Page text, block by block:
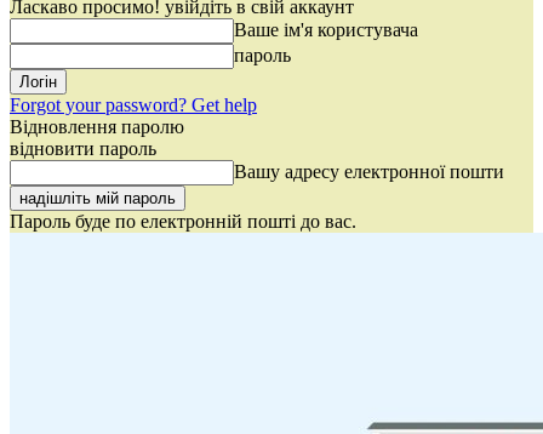
Ласкаво просимо! увійдіть в свій аккаунт
Ваше ім'я користувача
пароль
Forgot your password? Get help
Відновлення паролю
відновити пароль
Вашу адресу електронної пошти
Пароль буде по електронній пошті до вас.